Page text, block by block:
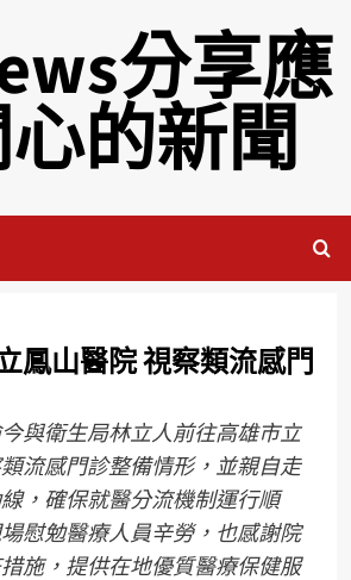
分享應
的新聞
鳳山醫院 視察類流感門
與衛生局林立人前往高雄市立
流感門診整備情形，並親自走
，確保就醫分流機制運行順
慰勉醫療人員辛勞，也感謝院
施，提供在地優質醫療保健服